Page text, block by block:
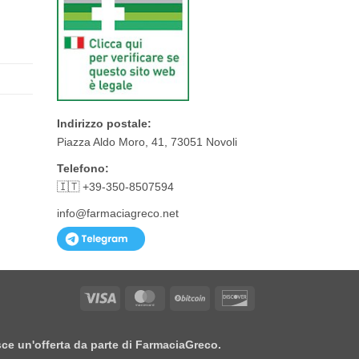
Indirizzo postale:
Piazza Aldo Moro, 41, 73051 Novoli
Telefono:
🇮🇹 +39-350-8507594
info@farmaciagreco.net
Visa MasterCardBitCoin
un'offerta da parte di FarmaciaGreco.